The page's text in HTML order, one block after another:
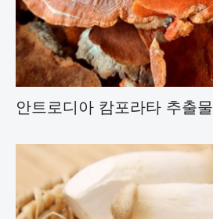
안트로디아 캄포라타 추출물